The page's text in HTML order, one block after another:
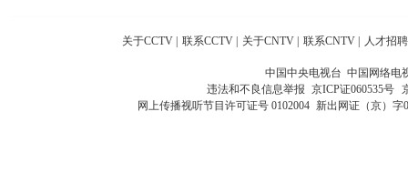
关于CCTV 联系CCTV 关于CNTV 联系CNTV 人才招聘
中国中央电视台 中国网络电
违法和不良信息举报 京ICP证060535号
网上传播视听节目许可证号 0102004 新出网证（京）